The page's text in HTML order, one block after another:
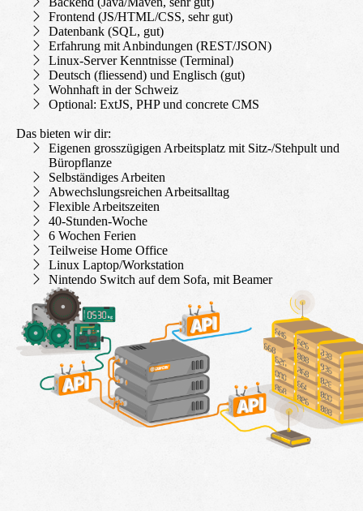
Frontend (JS/HTML/CSS, sehr gut)
Datenbank (SQL, gut)
Erfahrung mit Anbindungen (REST/JSON)
Linux-Server Kenntnisse (Terminal)
Deutsch (fliessend) und Englisch (gut)
Wohnhaft in der Schweiz
Optional: ExtJS, PHP und concrete CMS
Das bieten wir dir:
Eigenen grosszügigen Arbeitsplatz mit Sitz-/Stehpult und
Büropflanze
Selbständiges Arbeiten
Abwechslungsreichen Arbeitsalltag
Flexible Arbeitszeiten
40-Stunden-Woche
6 Wochen Ferien
Teilweise Home Office
Linux Laptop/Workstation
Nintendo Switch auf dem Sofa, mit Beamer